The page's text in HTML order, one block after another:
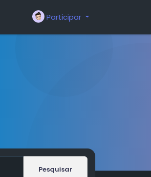
Participar
Pesquisar